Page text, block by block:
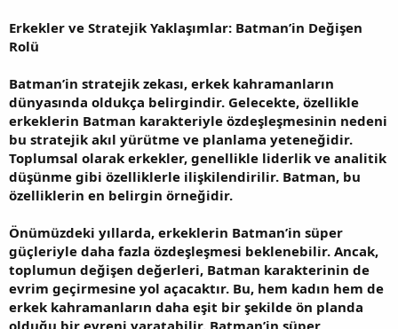
Erkekler ve Stratejik Yaklaşımlar: Batman’in Değişen
Rolü
Batman’in stratejik zekası, erkek kahramanların
dünyasında oldukça belirgindir. Gelecekte, özellikle
erkeklerin Batman karakteriyle özdeşleşmesinin nedeni
bu stratejik akıl yürütme ve planlama yeteneğidir.
Toplumsal olarak erkekler, genellikle liderlik ve analitik
düşünme gibi özelliklerle ilişkilendirilir. Batman, bu
özelliklerin en belirgin örneğidir.
Önümüzdeki yıllarda, erkeklerin Batman’in süper
güçleriyle daha fazla özdeşleşmesi beklenebilir. Ancak,
toplumun değişen değerleri, Batman karakterinin de
evrim geçirmesine yol açacaktır. Bu, hem kadın hem de
erkek kahramanların daha eşit bir şekilde ön planda
olduğu bir evreni yaratabilir. Batman’in süper